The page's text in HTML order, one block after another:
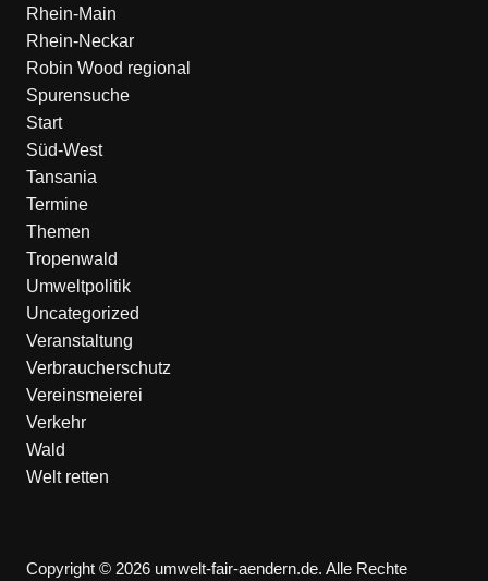
Rhein-Main
Rhein-Neckar
Robin Wood regional
Spurensuche
Start
Süd-West
Tansania
Termine
Themen
Tropenwald
Umweltpolitik
Uncategorized
Veranstaltung
Verbraucherschutz
Vereinsmeierei
Verkehr
Wald
Welt retten
Copyright © 2026 umwelt-fair-aendern.de. Alle Rechte